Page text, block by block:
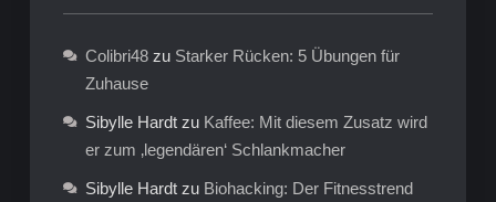
Colibri48zu Starker Rücken: 5 Übungen für
Zuhause
Sibylle Hardtzu Kaffee: Mit diesem Zusatz wird
er zum ‚legendären‘ Schlankmacher
Sibylle Hardtzu Biohacking: Der Fitnesstrend